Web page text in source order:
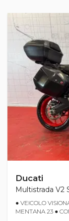
Ducati
Multistrada V2
● VEICOLO
MENTANA 23 ●